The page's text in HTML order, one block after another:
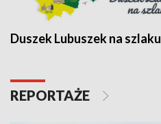
Duszek Lubuszek na szlaku
REPORTAŻE